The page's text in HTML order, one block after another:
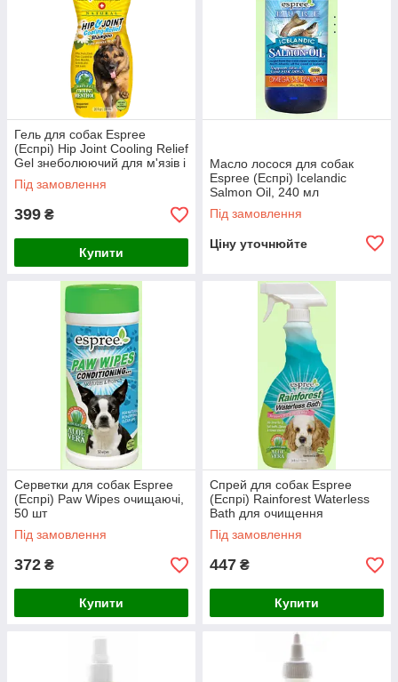
Гель для собак Espree
(Еспрі) Hip Joint Cooling Relief
Gel знеболюючий для м'язів і
суглобів, 118 мл
Під замовлення
399 ₴
Купити
Масло лосося для собак
Espree (Еспрі) Icelandic
Salmon Oil, 240 мл
Під замовлення
Ціну уточнюйте
Серветки для собак Espree
(Еспрі) Paw Wipes очищаючі,
50 шт
Під замовлення
372 ₴
Купити
Спрей для собак Espree
(Еспрі) Rainforest Waterless
Bath для очищення
забруднень, 710 мл
Під замовлення
447 ₴
Купити